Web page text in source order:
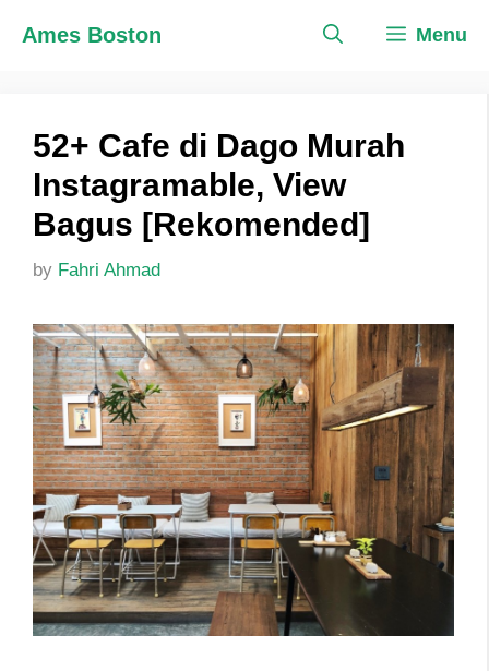
Ames Boston Menu
52+ Cafe di Dago Murah
Instagramable, View
Bagus [Rekomended]
by Fahri Ahmad